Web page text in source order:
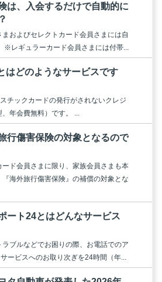
は、入会するだけで自動的に
およびセレクトカード会員さまには自
※レギュラーカード会員さまには付帯...
はどのようなサービスです
チックカードの発行がされないクレジ
年会費無料）です。 ...
行傷害保険の対象となるので
ド会員さまに限り、家族会員さまも本
『海外旅行傷害保険』の補償の対象とな
ート24とはどんなサービス
ブルなどでお困りの際、お電話でのア
ービスへのお取り次ぎを24時間（年...